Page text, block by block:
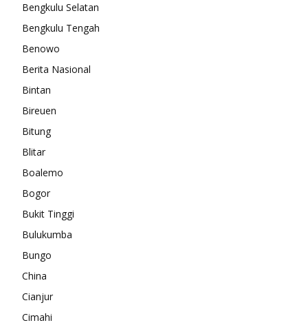
Bengkulu Selatan
Bengkulu Tengah
Benowo
Berita Nasional
Bintan
Bireuen
Bitung
Blitar
Boalemo
Bogor
Bukit Tinggi
Bulukumba
Bungo
China
Cianjur
Cimahi